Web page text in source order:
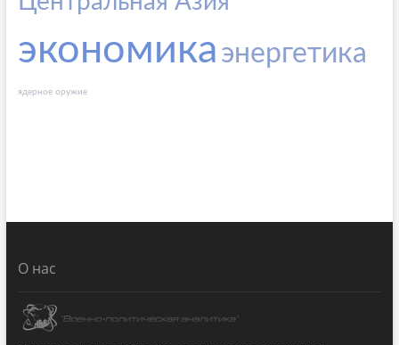
экономика энергетика
ядерное оружие
О нас